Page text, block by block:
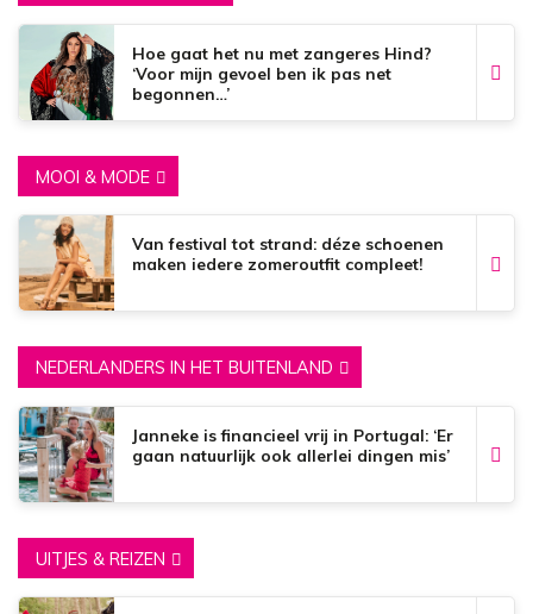
Hoe gaat het nu met zangeres Hind?
‘Voor mijn gevoel ben ik pas net
begonnen…’
MOOI & MODE
Van festival tot strand: déze schoenen
maken iedere zomeroutfit compleet!
NEDERLANDERS IN HET BUITENLAND
Janneke is financieel vrij in Portugal: ‘Er
gaan natuurlijk ook allerlei dingen mis’
UITJES & REIZEN